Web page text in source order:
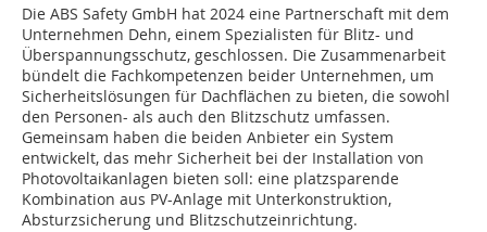
Die ABS Safety GmbH hat 2024 eine Partnerschaft mit dem
Unternehmen Dehn, einem Spezialisten für Blitz- und
Überspannungsschutz, geschlossen. Die Zusammenarbeit
bündelt die Fachkompetenzen beider Unternehmen, um
Sicherheitslösungen für Dachflächen zu bieten, die sowohl
den Personen- als auch den Blitzschutz umfassen.
Gemeinsam haben die beiden Anbieter ein System
entwickelt, das mehr Sicherheit bei der Installation von
Photovoltaikanlagen bieten soll: eine platzsparende
Kombination aus PV-Anlage mit Unterkonstruktion,
Absturzsicherung und Blitzschutzeinrichtung.